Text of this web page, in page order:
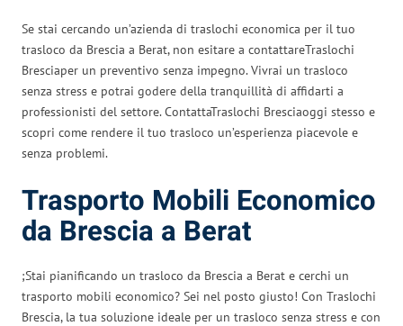
Se stai cercando un’azienda di traslochi economica per il tuo
trasloco da Brescia a Berat, non esitare a contattareTraslochi
Bresciaper un preventivo senza impegno. Vivrai un trasloco
senza stress e potrai godere della tranquillità di affidarti a
professionisti del settore. ContattaTraslochi Bresciaoggi stesso e
scopri come rendere il tuo trasloco un’esperienza piacevole e
senza problemi.
Trasporto Mobili Economico
da Brescia a Berat
;Stai pianificando un trasloco da Brescia a Berat e cerchi un
trasporto mobili economico? Sei nel posto giusto! Con Traslochi
Brescia, la tua soluzione ideale per un trasloco senza stress e con